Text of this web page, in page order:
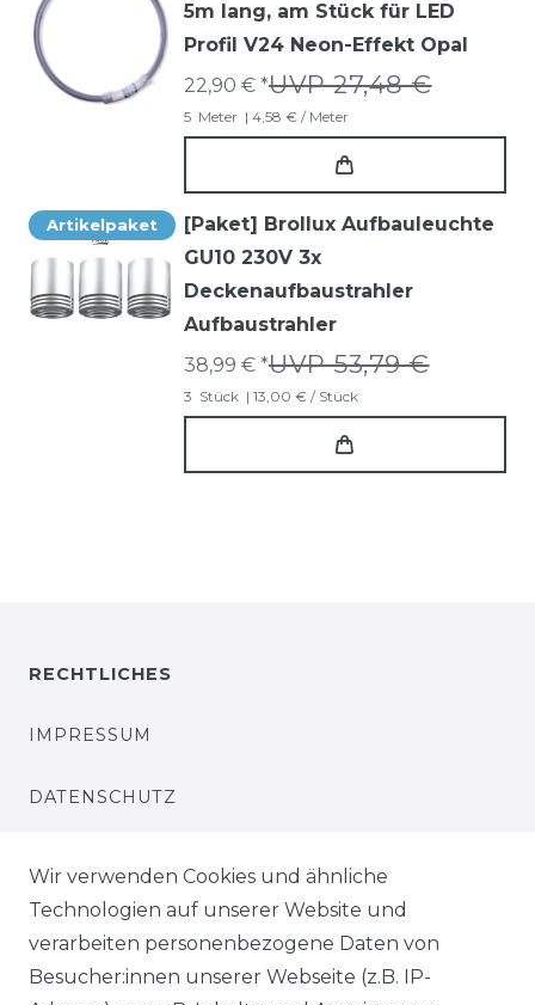
5m lang, am Stück für LED
Profil V24 Neon-Effekt Opal
UVP 27,48 €
22,90 € *
5 Meter | 4,58 € / Meter
Artikelpaket
[Paket] Brollux Aufbauleuchte
GU10 230V 3x
Deckenaufbaustrahler
Aufbaustrahler
UVP 53,79 €
38,99 € *
3 Stück | 13,00 € / Stück
RECHTLICHES
IMPRESSUM
DATENSCHUTZ
AGB
SHOP
Wir verwenden Cookies und ähnliche
Technologien auf unserer Website und
verarbeiten personenbezogene Daten von
Besucher:innen unserer Webseite (z.B. IP-